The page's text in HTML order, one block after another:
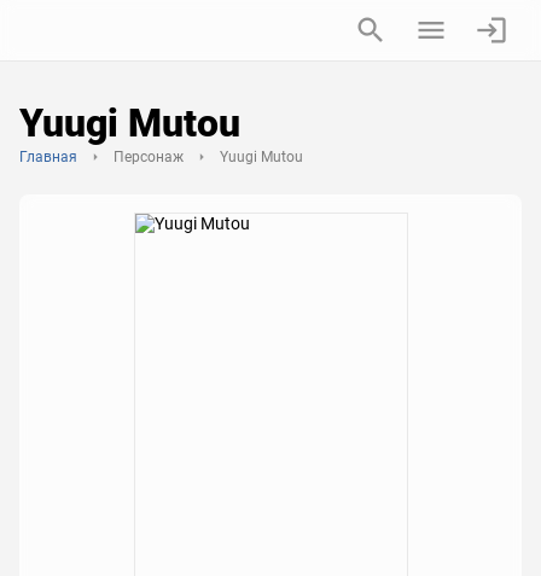
Yuugi Mutou
Главная Персонаж Yuugi Mutou